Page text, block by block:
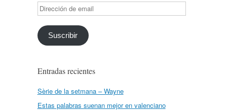
Dirección
de
email
Suscribir
Entradas recientes
Sèrie de la setmana – Wayne
Estas palabras suenan mejor en valenciano